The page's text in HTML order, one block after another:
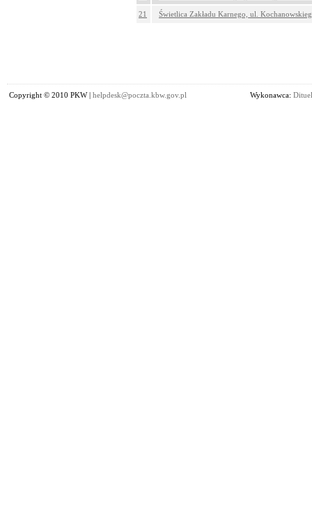
21 Świetlica Zakładu Karnego, ul.
Copyright © 2010 PKW | helpdesk@poczta.kbw.gov.pl Wykonawca: